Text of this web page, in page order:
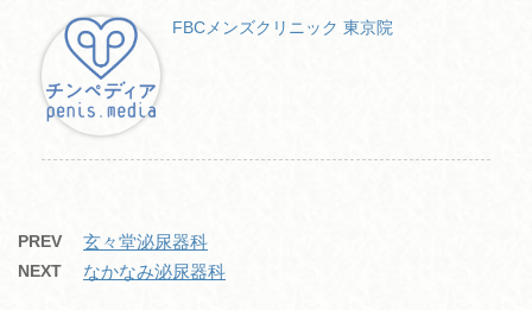
FBCメンズクリニック 東京院
PREV 玄々堂泌尿器科
NEXT なかなみ泌尿器科